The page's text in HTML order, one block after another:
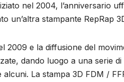
nel 2004, l’anniversario
un’altra stampante RepRap
2009 e la diffusione del
dando luogo a una serie
La stampa 3D FDM /